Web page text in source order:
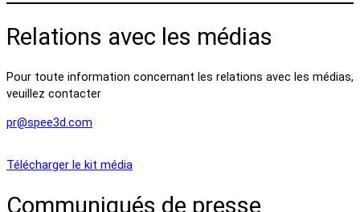
Relations avec les médias
Pour toute information concernant les relations avec les médias,
veuillez contacter
pr@spee3d.com
Télécharger le kit média
Communiqués de presse